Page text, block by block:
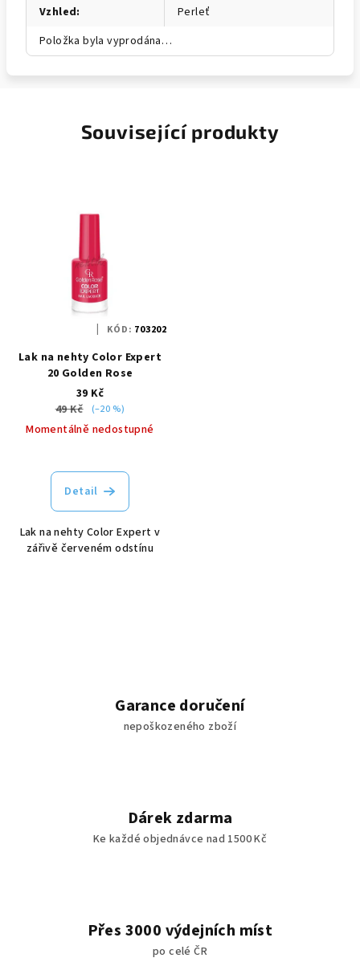
Vzhled:
Perleť
Položka byla vyprodána…
Související produkty
Lak na nehty Color Expert
20 Golden Rose
39 Kč
49 Kč
(–20 %)
Momentálně nedostupné
Detail
Lak na nehty Color Expert v
zářivě červeném odstínu
KÓD: 703202
Garance doručení
nepoškozeného zboží
Dárek zdarma
Ke každé objednávce nad 1500 Kč
Přes 3000 výdejních míst
po celé ČR